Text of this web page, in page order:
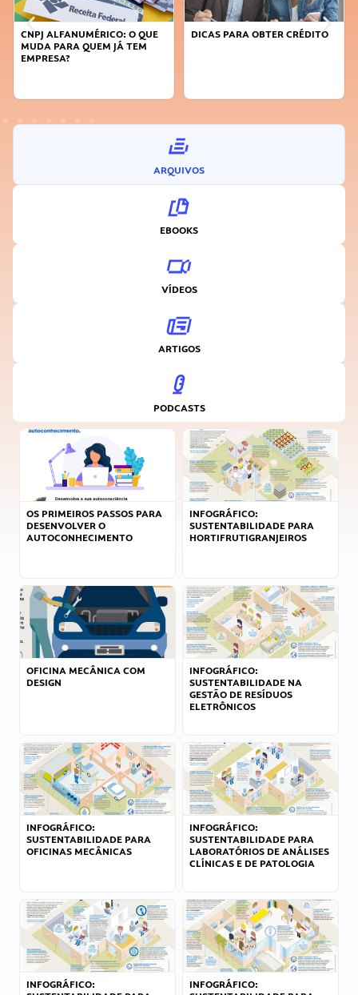
DICAS PARA OBTER CRÉDITO
FAÇA A DIFERENÇA: SEJA
ARQUIVOS
EBOOKS
VÍDEOS
ARTIGOS
PODCASTS
OS PRIMEIROS PASSOS PARA
DESENVOLVER O
AUTOCONHECIMENTO
INFOGRÁFICO:
SUSTENTABILIDADE PARA
HORTIFRUTIGRANJEIROS
OFICINA MECÂNICA COM
DESIGN
INFOGRÁFICO:
SUSTENTABILIDADE NA
GESTÃO DE RESÍDUOS
ELETRÔNICOS
INFOGRÁFICO:
SUSTENTABILIDADE PARA
OFICINAS MECÂNICAS
INFOGRÁFICO:
SUSTENTABILIDADE PARA
LABORATÓRIOS DE ANÁLISES
CLÍNICAS E DE PATOLOGIA
INFOGRÁFICO:
INFOGRÁFICO: